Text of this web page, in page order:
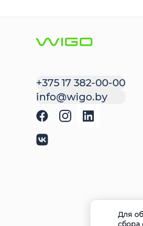
+375 17 382-00-00
info@wigo.by
Для
сбора